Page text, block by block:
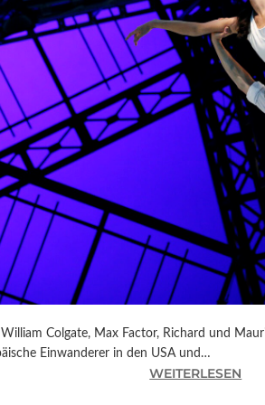
A
O
P
.
1
2
0
U
N
D
R
O
B
E
R
Colgate, Max Factor, Richard und
Einwanderer in den USA und…
WEITERLESEN